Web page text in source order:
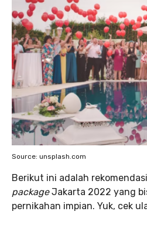
Source: unsplash.com
Berikut ini adalah rekomendasi
packageJakarta 2022 yang
pernikahan impian. Yuk, cek